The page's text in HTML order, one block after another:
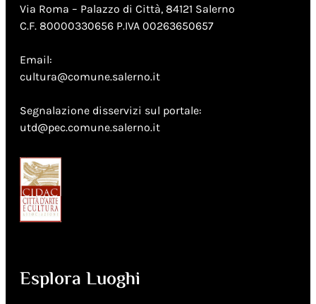
Via Roma – Palazzo di Città, 84121 Salerno
C.F. 80000330656 P.IVA 00263650657
Email:
cultura@comune.salerno.it
Segnalazione disservizi sul portale:
utd@pec.comune.salerno.it
Esplora Luoghi